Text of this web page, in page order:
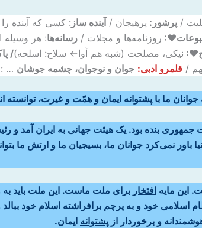
/ پرشور: پرهیجان / آینده ساز : کسی که آینده
روزنامه‌ها و مجلات / رسانه‌ها: هر وسیله
نیکی، مصلحت (شبه هم آوا← سلاح: اسلحه)/
/ قلمرو ادبی: جوان و نوجوان، چشمه جوشان … :
ما با پشتوانه ایمان و همّت وغیرت، توانسته
جمهوری بنده بود. یک هیئت جهانی به ایران آمد
باور نمی‌کرد جوانان ما، بسیجیان ما و ارتش ما
این مایه افتخار برای ملت ماست. این ملت باید به
اسلامی خود و به پرچم برافراشته اسلام خود
و برخوردار از پشتوانه ایمان.